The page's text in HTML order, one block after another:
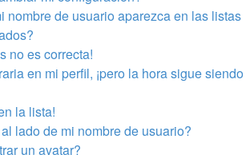
nombre de usuario aparezca en las listas
no es correcta!
en mi perfil, ¡pero la hora sigue siendo
la lista!
lado de mi nombre de usuario?
un avatar?